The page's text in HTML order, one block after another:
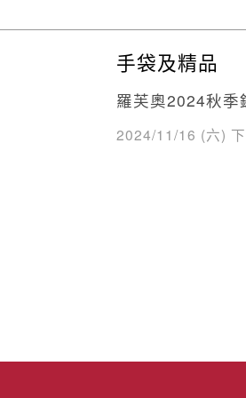
手袋及精品
羅芙奧2024秋季
2024/11/16 (六)